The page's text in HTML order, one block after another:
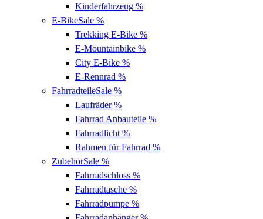
Kinderfahrzeug %
E-BikeSale %
Trekking E-Bike %
E-Mountainbike %
City E-Bike %
E-Rennrad %
FahrradteileSale %
Laufräder%
Fahrrad Anbauteile %
Fahrradlicht %
Rahmen für Fahrrad %
ZubehörSale %
Fahrradschloss %
Fahrradtasche %
Fahrradpumpe %